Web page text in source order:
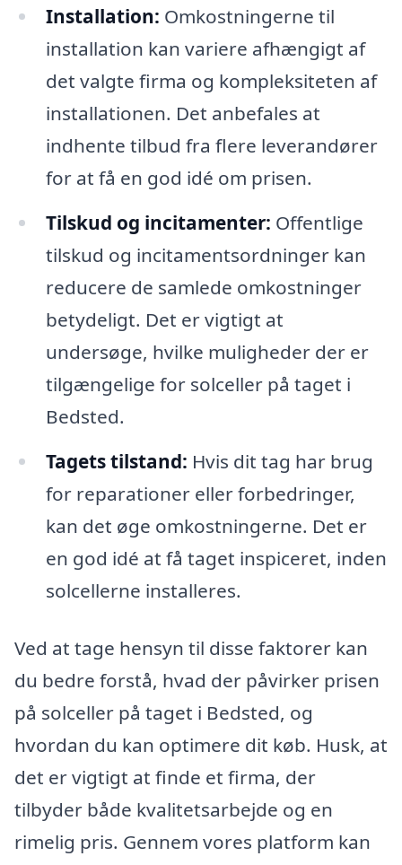
Installation: Omkostningerne til
installation kan variere afhængigt af
det valgte firma og kompleksiteten af
installationen. Det anbefales at
indhente tilbud fra flere leverandører
for at få en god idé om prisen.
Tilskud og incitamenter: Offentlige
tilskud og incitamentsordninger kan
reducere de samlede omkostninger
betydeligt. Det er vigtigt at
undersøge, hvilke muligheder der er
tilgængelige for solceller på taget i
Bedsted.
Tagets tilstand: Hvis dit tag har brug
for reparationer eller forbedringer,
kan det øge omkostningerne. Det er
en god idé at få taget inspiceret, inden
solcellerne installeres.
Ved at tage hensyn til disse faktorer kan
du bedre forstå, hvad der påvirker prisen
på solceller på taget i Bedsted, og
hvordan du kan optimere dit køb. Husk, at
det er vigtigt at finde et firma, der
tilbyder både kvalitetsarbejde og en
rimelig pris. Gennem vores platform kan